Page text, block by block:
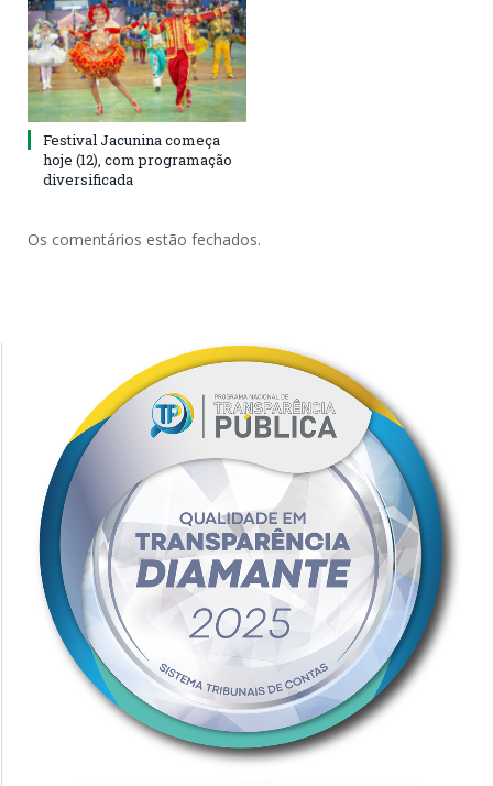
Festival Jacunina começa
hoje (12), com programação
diversificada
Os comentários estão fechados.